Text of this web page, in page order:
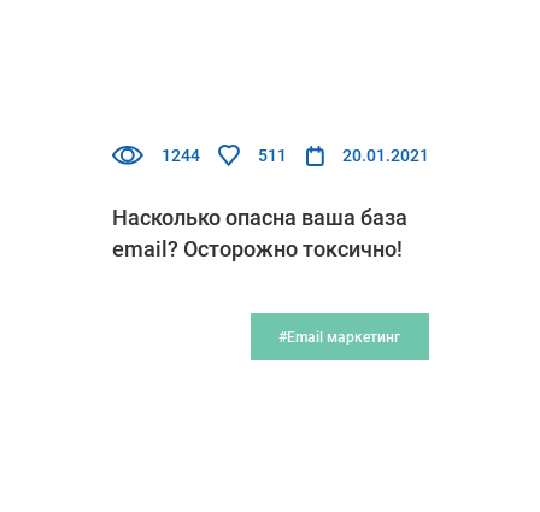
1244 511 20.01.2021
Насколько опасна ваша база
email? Осторожно токсично!
#Email маркетинг